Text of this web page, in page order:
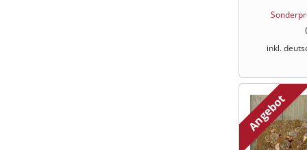
inkl.
Angebot